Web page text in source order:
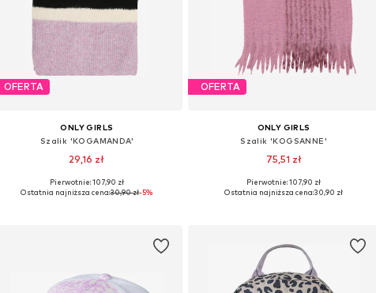
OFERTA
ONLY GIRLS
Szalik 'KOGAMANDA'
29,16 zł
Dostępne rozmiary: One Size
Pierwotnie: 107,90 zł
Ostatnia najniższa cena:30,90 zł-5%
OFERTA
ONLY GIRLS
Szalik 'KOGSANNE'
75,51 zł
Dostępne rozmiary: One Size
Pierwotnie: 107,90 zł
Ostatnia najniższa cena:30,90 zł